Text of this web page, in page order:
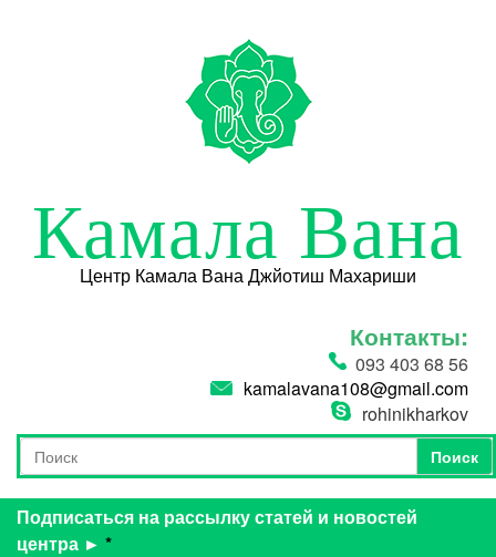
Камала Вана
Центр Камала Вана Джйотиш Махариши
Контакты:
093 403 68 56
kamalavana108@gmail.com
rohinikharkov
Форма поиска
Поиск
Поиск
Подписаться на рассылку статей и новостей
центра ► *